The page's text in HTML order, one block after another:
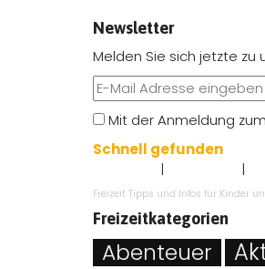
Newsletter
Melden Sie sich jetzte
Mit der Anmeldung
Schnell gefunden
| |
Freizeit Tipps und Infos für Kinder
Freizeitkategorien
Abenteuer